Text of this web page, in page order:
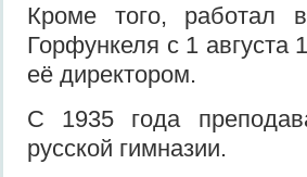
Кроме того, работал
Горфункеля с 1 августа
её директором.
С 1935 года
русской гимназии.